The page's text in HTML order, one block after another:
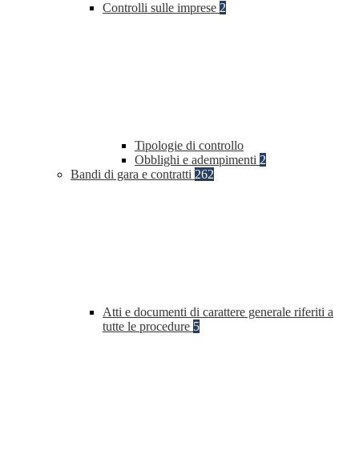
Controlli sulle imprese 2
Tipologie di controllo
Obblighi e adempimenti 2
Bandi di gara e contratti 262
Atti e documenti di carattere generale riferiti a
tutte le procedure 5